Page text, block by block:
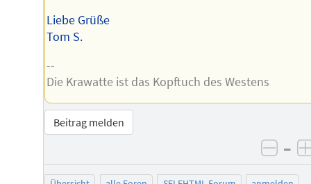
Liebe Grüße
Tom S.
--
Die Krawatte ist das Kopftuch des Westens
Beitrag melden
–